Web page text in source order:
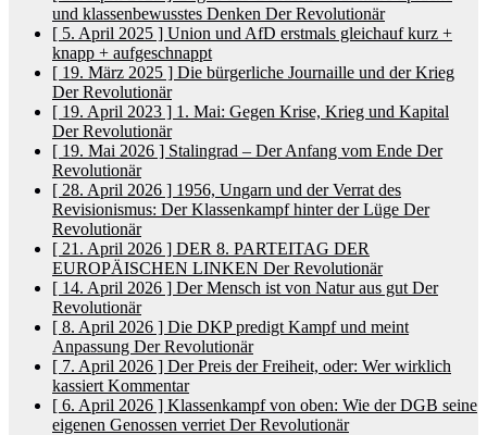
und klassenbewusstes Denken Der Revolutionär
[ 5. April 2025 ] Union und AfD erstmals gleichaufkurz +
knapp + aufgeschnappt
[ 19. März 2025 ] Die bürgerliche Journaille und der Krieg
Der Revolutionär
[ 19. April 2023 ] 1. Mai: Gegen Krise, Krieg und Kapital
Der Revolutionär
[ 19. Mai 2026 ] Stalingrad – Der Anfang vom Ende Der
Revolutionär
[ 28. April 2026 ] 1956, Ungarn und der Verrat des
Revisionismus: Der Klassenkampf hinter der Lüge Der
Revolutionär
[ 21. April 2026 ] DER 8. PARTEITAG DER
EUROPÄISCHEN LINKEN Der Revolutionär
[ 14. April 2026 ] Der Mensch ist von Natur aus gut Der
Revolutionär
[ 8. April 2026 ] Die DKP predigt Kampf und meint
Anpassung Der Revolutionär
[ 7. April 2026 ] Der Preis der Freiheit, oder: Wer wirklich
kassiert Kommentar
[ 6. April 2026 ] Klassenkampf von oben: Wie der DGB seine
eigenen Genossen verriet Der Revolutionär